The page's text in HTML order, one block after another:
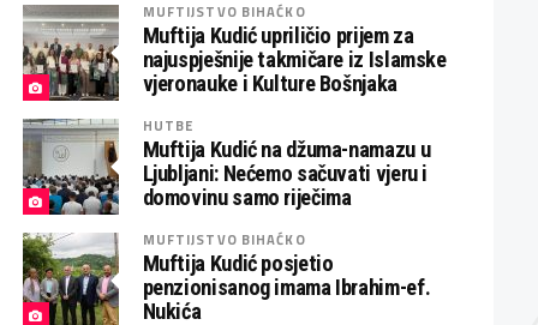
MUFTIJSTVO BIHAĆKO
Muftija Kudić upriličio prijem za
najuspješnije takmičare iz Islamske
vjeronauke i Kulture Bošnjaka
HUTBE
Muftija Kudić na džuma-namazu u
Ljubljani: Nećemo sačuvati vjeru i
domovinu samo riječima
MUFTIJSTVO BIHAĆKO
Muftija Kudić posjetio
penzionisanog imama Ibrahim-ef.
Nukića